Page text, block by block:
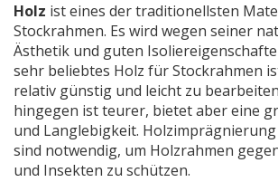
Holz ist eines der traditionellsten
Stockrahmen. Es wird wegen seiner
Ästhetik und guten
sehr beliebtes Holz für Stockrahmen
relativ günstig und leicht zu
hingegen ist teurer, bietet aber eine
und Langlebigkeit.
sind notwendig, um Holzrahmen
und Insekten zu schützen.